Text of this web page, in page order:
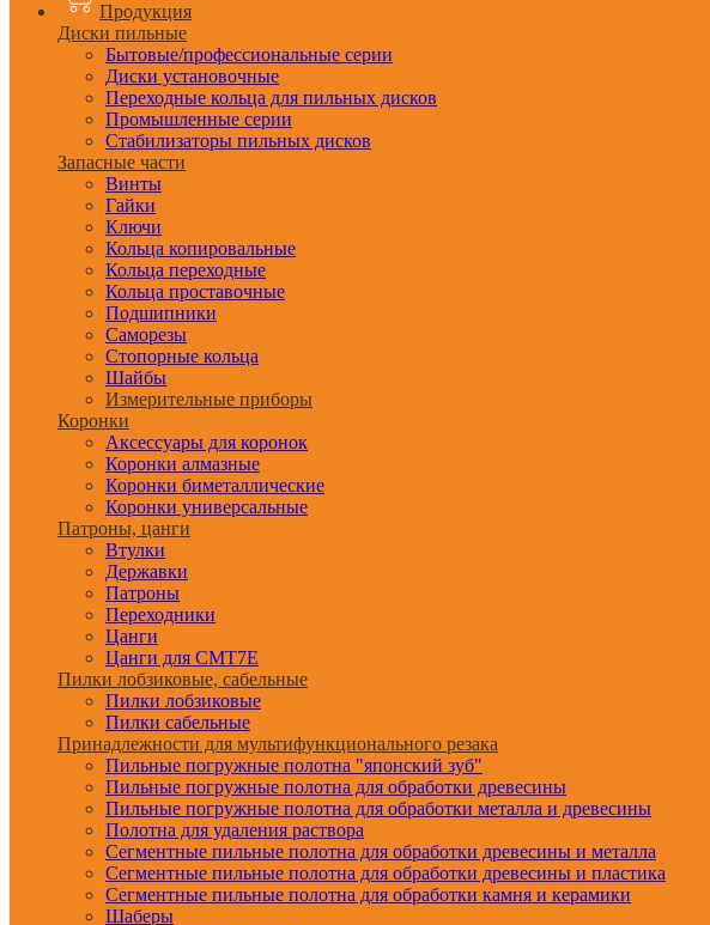
Продукция
Диски пильные
Бытовые/профессиональные серии
Диски установочные
Переходные кольца для пильных дисков
Промышленные серии
Стабилизаторы пильных дисков
Запасные части
Винты
Гайки
Ключи
Кольца копировальные
Кольца переходные
Кольца проставочные
Подшипники
Саморезы
Стопорные кольца
Шайбы
Измерительные приборы
Коронки
Аксессуары для коронок
Коронки алмазные
Коронки биметаллические
Коронки универсальные
Патроны, цанги
Втулки
Державки
Патроны
Переходники
Цанги
Цанги для CMT7E
Пилки лобзиковые, сабельные
Пилки лобзиковые
Пилки сабельные
Принадлежности для мультифункционального резака
Пильные погружные полотна "японский зуб"
Пильные погружные полотна для обработки древесины
Пильные погружные полотна для обработки металла и древесины
Полотна для удаления раствора
Сегментные пильные полотна для обработки древесины и металла
Сегментные пильные полотна для обработки древесины и пластика
Сегментные пильные полотна для обработки камня и керамики
Шаберы